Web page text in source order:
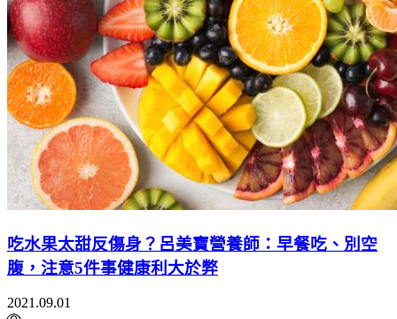
吃水果太甜反傷身？呂美寶營養師：早餐吃、別空
腹，注意5件事健康利大於弊
2021.09.01